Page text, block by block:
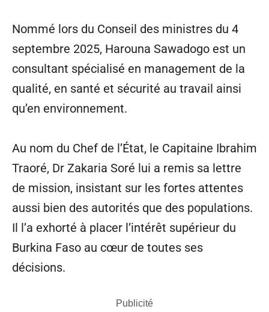
Nommé lors du Conseil des ministres du 4
septembre 2025, Harouna Sawadogo est un
consultant spécialisé en management de la
qualité, en santé et sécurité au travail ainsi
qu’en environnement.
Au nom du Chef de l’État, le Capitaine Ibrahim
Traoré, Dr Zakaria Soré lui a remis sa lettre
de mission, insistant sur les fortes attentes
aussi bien des autorités que des populations.
Il l’a exhorté à placer l’intérêt supérieur du
Burkina Faso au cœur de toutes ses
décisions.
Publicité